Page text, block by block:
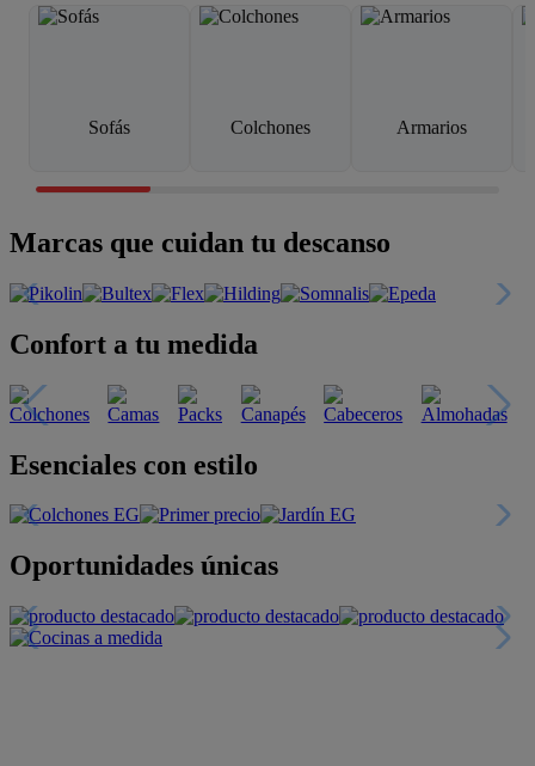
Sofás Colchones Armarios
Marcas que cuidan tu descanso
Confort a tu medida
Esenciales con estilo
Oportunidades únicas